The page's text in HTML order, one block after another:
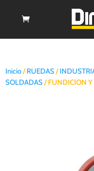
Inicio/RUEDAS/
SOLDADAS/ FUNDICION Y